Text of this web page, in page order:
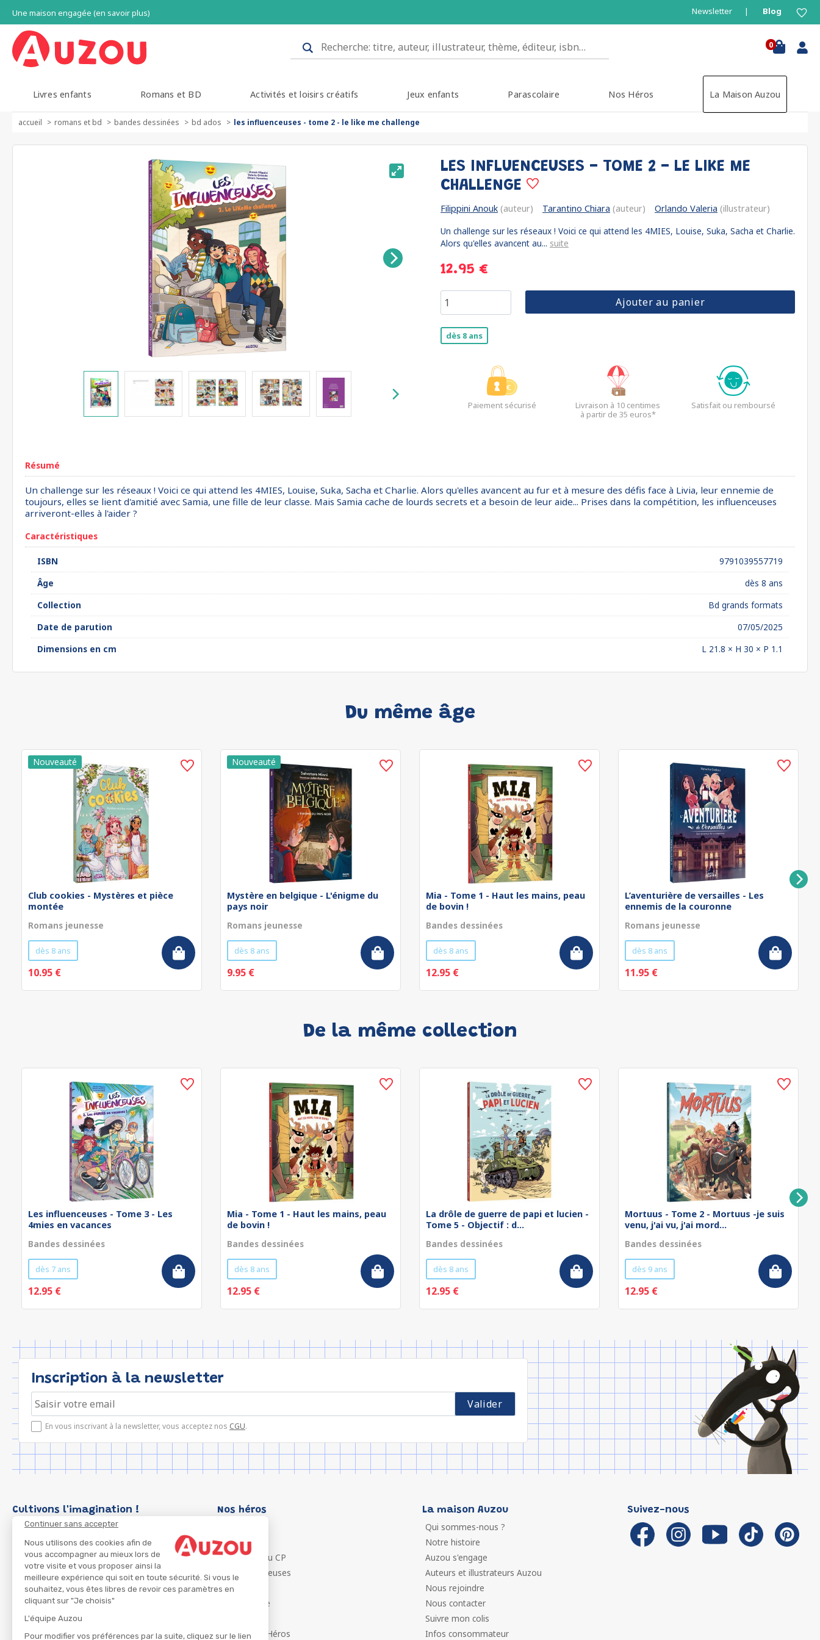
Continuer sans accepter
Nous utilisons des cookies afin de
vous accompagner au mieux lors de
votre visite et vous proposer ainsi la
meilleure expérience qui soit en toute sécurité. Si vous le
souhaitez, vous êtes libres de revoir ces paramètres en
cliquant sur "Je choisis"
L'équipe Auzou
Pour modifier vos préférences par la suite, cliquez sur le lien
Une maison engagée (en savoir plus) Newsletter Blog
0
Livres enfants Romans et BD Activités et loisirs créatifs Jeux enfants Parascolaire Nos Héros La Maison Auzou
accueil romans et bd bandes dessinées bd ados les influenceuses - tome 2 - le like me challenge
LES INFLUENCEUSES - TOME 2 - LE LIKE ME
CHALLENGE
Filippini Anouk (auteur) Tarantino Chiara (auteur) Orlando Valeria (illustrateur)
Un challenge sur les réseaux ! Voici ce qui attend les 4MIES, Louise, Suka, Sacha et Charlie.
Alors qu'elles avancent au... suite
12.95 €
Ajouter au panier
dès 8 ans
Paiement sécurisé
Livraison à 10 centimes
à partir de 35 euros*
Satisfait ou remboursé
Résumé
Un challenge sur les réseaux ! Voici ce qui attend les 4MIES, Louise, Suka, Sacha et Charlie. Alors qu'elles avancent au fur et à mesure des défis face à Livia, leur ennemie de
toujours, elles se lient d'amitié avec Samia, une fille de leur classe. Mais Samia cache de lourds secrets et a besoin de leur aide... Prises dans la compétition, les influenceuses
arriveront-elles à l'aider ?
Caractéristiques
ISBN
9791039557719
Âge
dès 8 ans
Collection
Bd grands formats
Date de parution
07/05/2025
Dimensions en cm
L 21.8 × H 30 × P 1.1
Du même âge
Club cookies - Mystères et pièce
montée
Romans jeunesse
dès 8 ans
10.95 €
Mystère en belgique - L'énigme du
pays noir
Romans jeunesse
dès 8 ans
9.95 €
Mia - Tome 1 - Haut les mains, peau
de bovin !
Bandes dessinées
dès 8 ans
12.95 €
L’aventurière de versailles - Les
ennemis de la couronne
Romans jeunesse
dès 8 ans
11.95 €
De la même collection
Les influenceuses - Tome 3 - Les
4mies en vacances
Bandes dessinées
dès 7 ans
12.95 €
Mia - Tome 1 - Haut les mains, peau
de bovin !
Bandes dessinées
dès 8 ans
12.95 €
La drôle de guerre de papi et lucien -
Tome 5 - Objectif : d...
Bandes dessinées
dès 8 ans
12.95 €
Mortuus - Tome 2 - Mortuus -je suis
venu, j'ai vu, j'ai mord...
Bandes dessinées
dès 9 ans
12.95 €
Inscription à la newsletter
En vous inscrivant à la newsletter, vous acceptez nos CGU.
Cultivons l'imagination ! Nos héros
P'tit Loup
Les Héros du CP
Les Influenceuses
Migali
Petite Taupe
Ma Boîte à Héros
La maison Auzou
Qui sommes-nous ?
Notre histoire
Auzou s'engage
Auteurs et illustrateurs Auzou
Nous rejoindre
Nous contacter
Suivre mon colis
Infos consommateur
Suivez-nous